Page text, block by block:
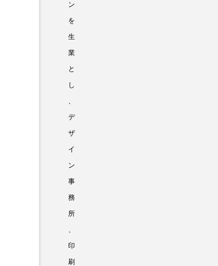
ン
を
生
業
と
し
デ
ザ
イ
ン
事
務
所
印
刷